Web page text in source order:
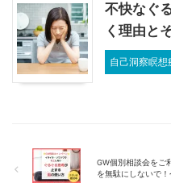
不快なぐ
く理由と
自己洞察瞑想
GW個別相談会をご
を無駄にしないで